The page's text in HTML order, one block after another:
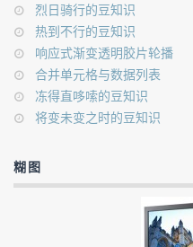
烈日骑行的豆知识
热到不行的豆知识
响应式渐变透明胶片轮播
合并单元格与数据列表
冻得直哆嗦的豆知识
将变未变之时的豆知识
糊图